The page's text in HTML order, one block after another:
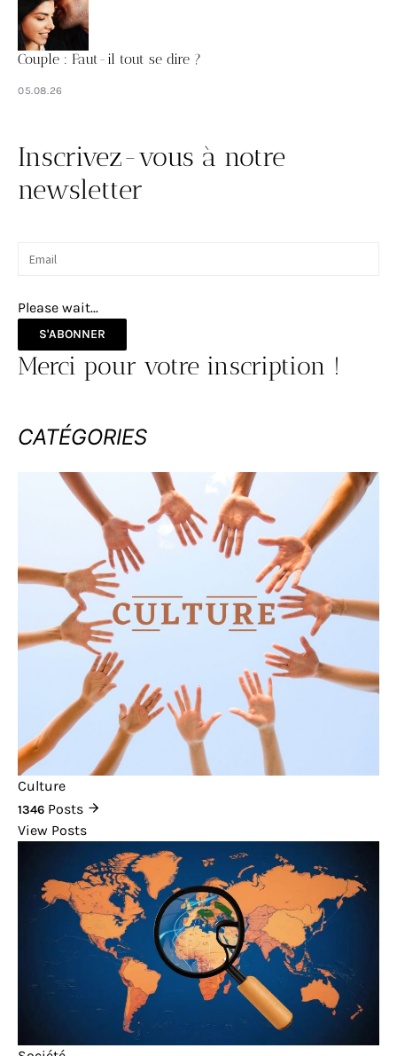
Couple : Faut-il tout se dire ?
05.08.26
Inscrivez-vous à notre
newsletter
Please wait...
S'ABONNER
Merci pour votre inscription !
CATÉGORIES
Culture
1346 Posts
View Posts